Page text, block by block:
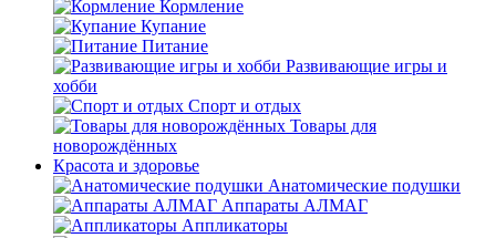
Кормление
Купание
Питание
Развивающие игры и
хобби
Спорт и отдых
Товары для
новорождённых
Красота и здоровье
Анатомические подушки
Аппараты АЛМАГ
Аппликаторы